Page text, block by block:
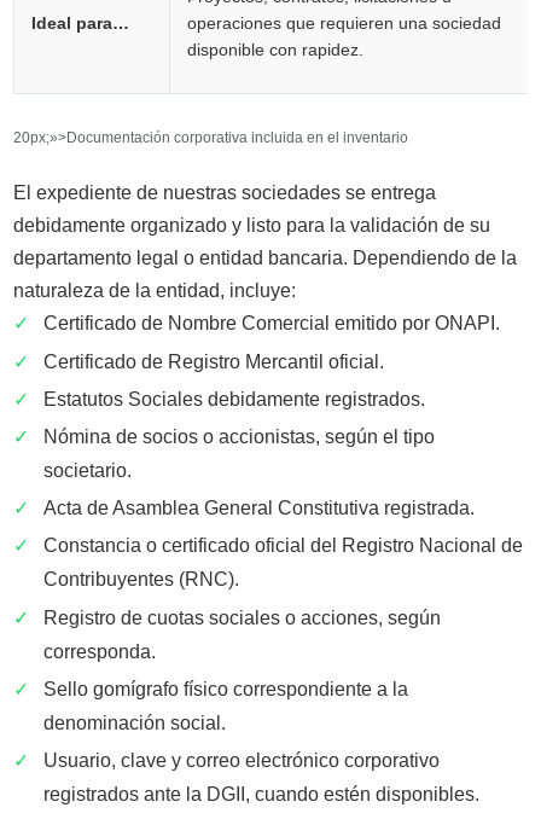
Ideal para…
operaciones que requieren una sociedad
disponible con rapidez.
20px;»>Documentación corporativa incluida en el inventario
El expediente de nuestras sociedades se entrega
debidamente organizado y listo para la validación de su
departamento legal o entidad bancaria. Dependiendo de la
naturaleza de la entidad, incluye:
✓
Certificado de Nombre Comercial emitido por ONAPI.
✓
Certificado de Registro Mercantil oficial.
✓
Estatutos Sociales debidamente registrados.
✓
Nómina de socios o accionistas, según el tipo
societario.
✓
Acta de Asamblea General Constitutiva registrada.
✓
Constancia o certificado oficial del Registro Nacional de
Contribuyentes (RNC).
✓
Registro de cuotas sociales o acciones, según
corresponda.
✓
Sello gomígrafo físico correspondiente a la
denominación social.
✓
Usuario, clave y correo electrónico corporativo
registrados ante la DGII, cuando estén disponibles.